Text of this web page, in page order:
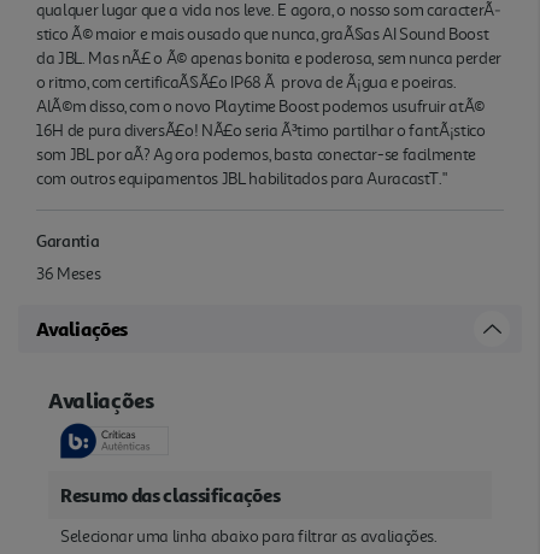
qualquer lugar que a vida nos leve. E agora, o nosso som caracterÃ­
stico Ã© maior e mais ousado que nunca, graÃ§as AI Sound Boost
da JBL. Mas nÃ£ o Ã© apenas bonita e poderosa, sem nunca perder
o ritmo, com certificaÃ§Ã£o IP68 Ã prova de Ã¡gua e poeiras.
AlÃ©m disso, com o novo Playtime Boost podemos usufruir atÃ©
16H de pura diversÃ£o! NÃ£o seria Ã³timo partilhar o fantÃ¡stico
som JBL por aÃ­? Ag ora podemos, basta conectar-se facilmente
com outros equipamentos JBL habilitados para AuracastT."
Garantia
36 Meses
Avaliações